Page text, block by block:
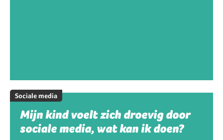
Sociale media
Mijn kind voelt zich droevig door
sociale media, wat kan ik doen?